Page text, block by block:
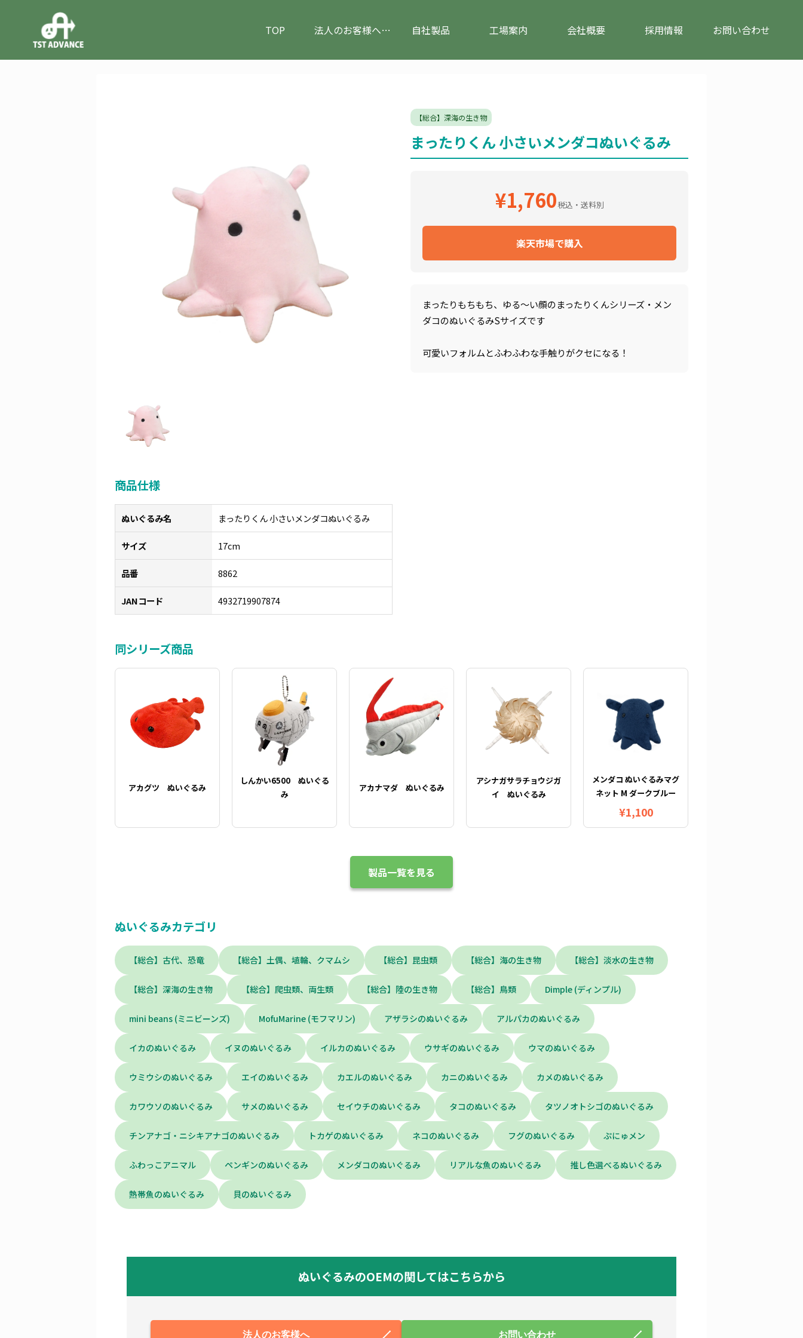
TOP 法人のお客様へ(ぬいぐるみのOEM) 自社製品 工場案内 会社概要 採用情報 お問い合わせ
【総合】深海の生き物
まったりくん 小さいメンダコぬいぐるみ
¥1,760税込・送料別
楽天市場で購入
まったりもちもち、ゆる〜い顔のまったりくんシリーズ・メン
ダコのぬいぐるみSサイズです
可愛いフォルムとふわふわな手触りがクセになる！
商品仕様
ぬいぐるみ名 まったりくん 小さいメンダコぬいぐるみ
サイズ 17cm
品番 8862
JANコード 4932719907874
同シリーズ商品
アカグツ ぬいぐるみ
しんかい6500 ぬいぐる
み
アカナマダ ぬいぐるみ
アシナガサラチョウジガ
イ ぬいぐるみ
メンダコ ぬいぐるみマグ
ネット M ダークブルー
¥1,100
製品一覧を見る
ぬいぐるみカテゴリ
【総合】古代、恐竜 【総合】土偶、埴輪、クマムシ 【総合】昆虫類 【総合】海の生き物 【総合】淡水の生き物
【総合】深海の生き物 【総合】爬虫類、両生類 【総合】陸の生き物 【総合】鳥類 Dimple (ディンプル)
mini beans (ミニビーンズ) MofuMarine (モフマリン) アザラシのぬいぐるみ アルパカのぬいぐるみ
イカのぬいぐるみ イヌのぬいぐるみ イルカのぬいぐるみ ウサギのぬいぐるみ ウマのぬいぐるみ
ウミウシのぬいぐるみ エイのぬいぐるみ カエルのぬいぐるみ カニのぬいぐるみ カメのぬいぐるみ
カワウソのぬいぐるみ サメのぬいぐるみ セイウチのぬいぐるみ タコのぬいぐるみ タツノオトシゴのぬいぐるみ
チンアナゴ・ニシキアナゴのぬいぐるみ トカゲのぬいぐるみ ネコのぬいぐるみ フグのぬいぐるみ ぷにゅメン
ふわっこアニマル ペンギンのぬいぐるみ メンダコのぬいぐるみ リアルな魚のぬいぐるみ 推し色選べるぬいぐるみ
熱帯魚のぬいぐるみ 貝のぬいぐるみ
ぬいぐるみのOEMの関してはこちらから
法人のお客様へ お問い合わせ